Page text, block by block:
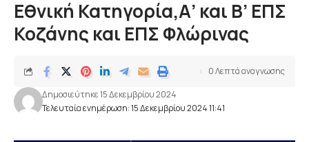
Εθνική Κατηγορία,Α’ και Β’ ΕΠΣ
Κοζάνης και ΕΠΣ Φλώρινας
Τελευταία ενημέρωση: 15 Δεκεμβρίου 2024 11:41
Δημοσιεύτηκε 15 Δεκεμβρίου 2024
0 Λεπτά αναγνωσης